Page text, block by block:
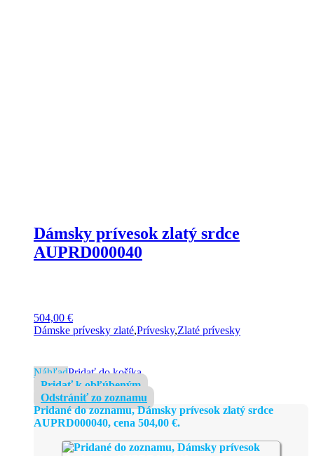
Dámsky prívesok zlatý srdce
AUPRD000040
504,00 €
Dámske prívesky zlaté,Prívesky,Zlaté prívesky
NáhľadPridať do košíka
Pridať k obľúbeným
Odstrániť zo zoznamu
Pridané do zoznamu, Dámsky prívesok zlatý srdce
AUPRD000040, cena 504,00 €.